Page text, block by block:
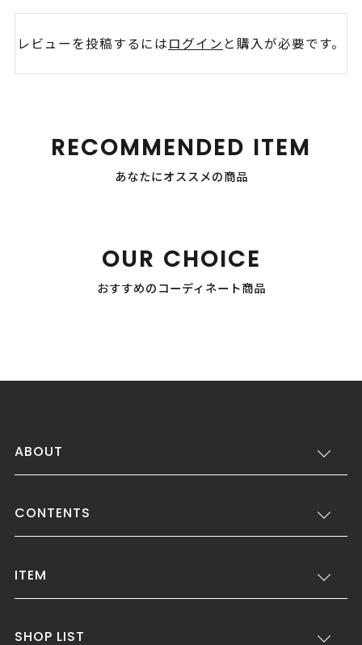
レビューを投稿するにはログイン と購入が必要です。
RECOMMENDED ITEM
あなたにオススメの商品
OUR CHOICE
おすすめのコーディネート商品
ABOUT
CONTENTS
ITEM
SHOP LIST